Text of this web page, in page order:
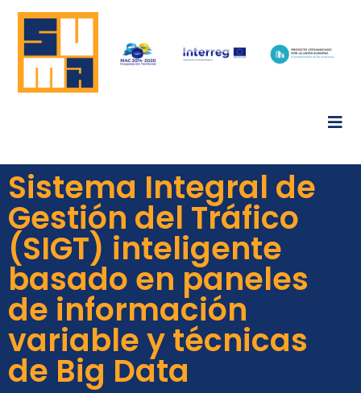
Sistema Integral de
Gestión del Tráfico
(SIGT) inteligente
basado en paneles
de información
variable y técnicas
de Big Data